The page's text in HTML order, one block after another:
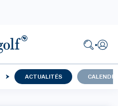
ACTUALITÉS